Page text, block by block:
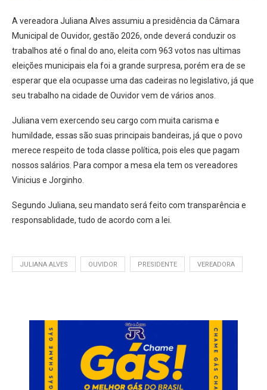
A vereadora Juliana Alves assumiu a presidência da Câmara
Municipal de Ouvidor, gestão 2026, onde deverá conduzir os
trabalhos até o final do ano, eleita com 963 votos nas ultimas
eleições municipais ela foi a grande surpresa, porém era de se
esperar que ela ocupasse uma das cadeiras no legislativo, já que
seu trabalho na cidade de Ouvidor vem de vários anos.
Juliana vem exercendo seu cargo com muita carisma e
humildade, essas são suas principais bandeiras, já que o povo
merece respeito de toda classe política, pois eles que pagam
nossos salários. Para compor a mesa ela tem os vereadores
Vinicius e Jorginho.
Segundo Juliana, seu mandato será feito com transparência e
responsablidade, tudo de acordo com a lei.
JULIANA ALVES OUVIDOR PRESIDENTE VEREADORA